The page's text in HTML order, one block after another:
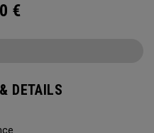
€
DETAILS